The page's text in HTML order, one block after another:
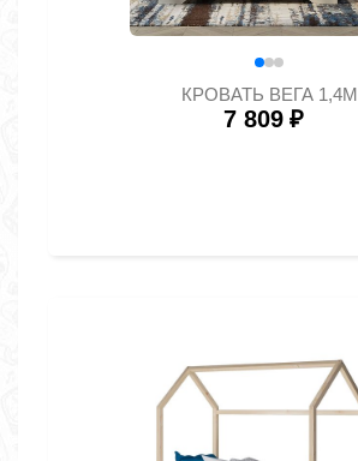
КРОВАТЬ ВЕГА 1,4М
7 809 ₽